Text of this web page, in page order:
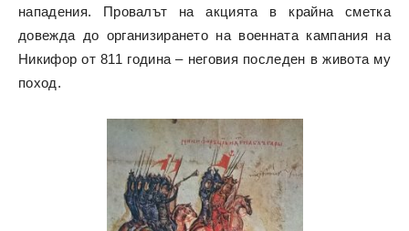
нападения. Провалът на акцията в крайна сметка
довежда до организирането на военната кампания на
Никифор от 811 година – неговия последен в живота му
поход.